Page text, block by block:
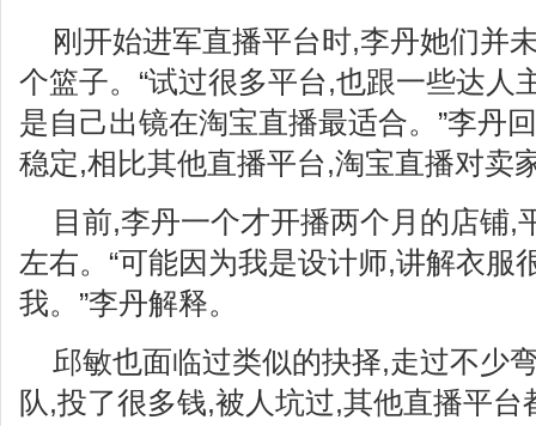
刚开始进军直播平台时,李丹她们并
个篮子。“试过很多平台,也跟一些达人
是自己出镜在淘宝直播最适合。”李丹
稳定,相比其他直播平台,淘宝直播对卖
目前,李丹一个才开播两个月的店铺,
左右。“可能因为我是设计师,讲解衣服
我。”李丹解释。
邱敏也面临过类似的抉择,走过不少
队,投了很多钱,被人坑过,其他直播平